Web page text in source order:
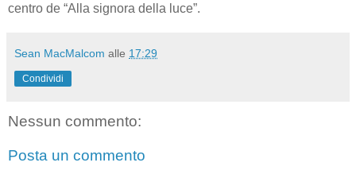
centro de “Alla signora della luce”.
Sean MacMalcom alle 17:29
Condividi
Nessun commento:
Posta un commento